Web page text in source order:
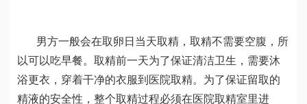
男方一般会在取卵日当天取精，取精不需要空腹，所
以可以吃早餐。取精前一天为了保证清洁卫生，需要沐
浴更衣，穿着干净的衣服到医院取精。为了保证留取的
精液的安全性，整个取精过程必须在医院取精室里进